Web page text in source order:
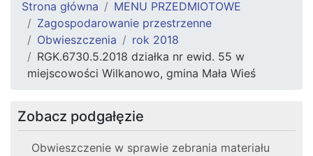
Strona główna
MENU PRZEDMIOTOWE
Zagospodarowanie przestrzenne
Obwieszczenia
rok 2018
RGK.6730.5.2018 działka nr ewid. 55 w
miejscowości Wilkanowo, gmina Mała Wieś
Zobacz podgałęzie
Obwieszczenie w sprawie zebrania materiału